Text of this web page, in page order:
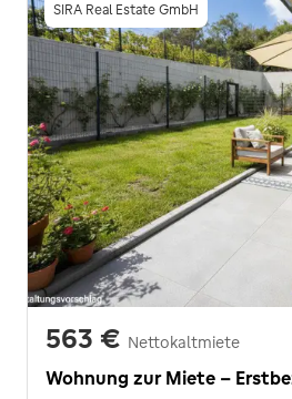
SIRA Real Estate GmbH
563 € Nettokaltmiete
Wohnung zur Miete -